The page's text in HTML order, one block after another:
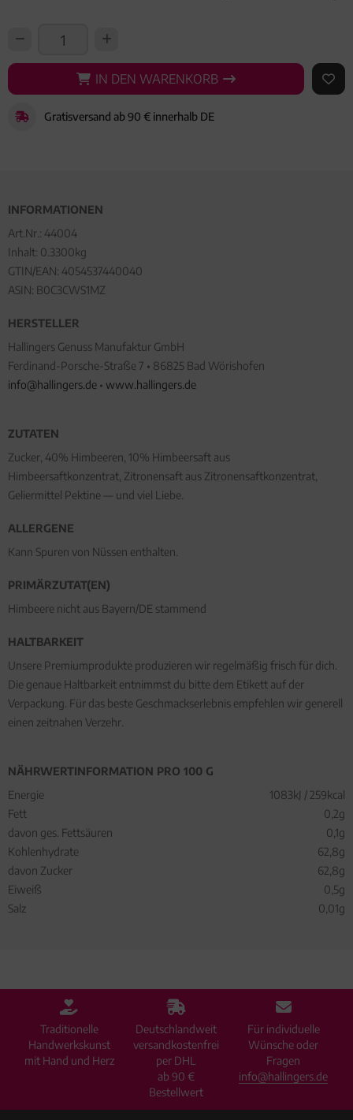
IN DEN WARENKORB
IN DEN WARENKORB AUF
Gratisversand ab 90 € innerhalb DE
INFORMATIONEN
Art.Nr.: 44004
Inhalt: 0.3300kg
GTIN/EAN: 4054537440040
ASIN: B0C3CWS1MZ
HERSTELLER
Hallingers Genuss Manufaktur GmbH
Ferdinand-Porsche-Straße 7 • 86825 Bad Wörishofen
info@hallingers.de • www.hallingers.de
ZUTATEN
Zucker, 40% Himbeeren, 10% Himbeersaft aus
Himbeersaftkonzentrat, Zitronensaft aus Zitronensaftkonzentrat,
Geliermittel Pektine — und viel Liebe.
ALLERGENE
Kann Spuren von Nüssen enthalten.
PRIMÄRZUTAT(EN)
Himbeere nicht aus Bayern/DE stammend
HALTBARKEIT
Unsere Premiumprodukte produzieren wir regelmäßig frisch für dich.
Die genaue Haltbarkeit entnimmst du bitte dem Etikett auf der
Verpackung. Für das beste Geschmackserlebnis empfehlen wir generell
einen zeitnahen Verzehr.
NÄHRWERTINFORMATION PRO 100 G
Energie
1083kJ / 259kcal
Fett
0,2g
davon ges. Fettsäuren
0,1g
Kohlenhydrate
62,8g
davon Zucker
62,8g
Eiweiß
0,5g
Salz
0,01g
Traditionelle
Handwerkskunst
mit Hand und Herz
Deutschlandweit
versandkostenfrei
per DHL
ab 90 €
Bestellwert
Für individuelle
Wünsche oder
Fragen
info@hallingers.de